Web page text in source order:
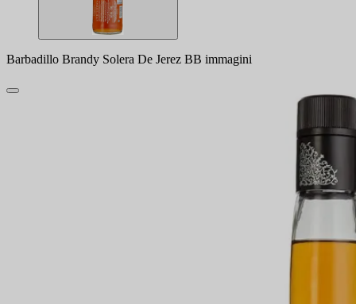
Barbadillo Brandy Solera De Jerez BB immagini